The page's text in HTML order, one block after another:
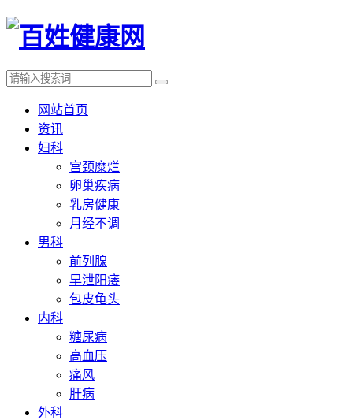
网站首页
资讯
妇科
宫颈糜烂
卵巢疾病
乳房健康
月经不调
男科
前列腺
早泄阳痿
包皮龟头
内科
糖尿病
高血压
痛风
肝病
外科